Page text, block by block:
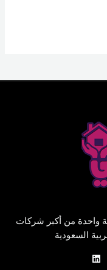
واحدة من أكبر شركات
السعودية